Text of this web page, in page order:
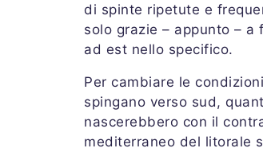
di spinte ripetute e
solo grazie – appunto –
ad est nello specifico.
Per cambiare le
spingano verso sud,
nascerebbero con il
mediterraneo del litorale